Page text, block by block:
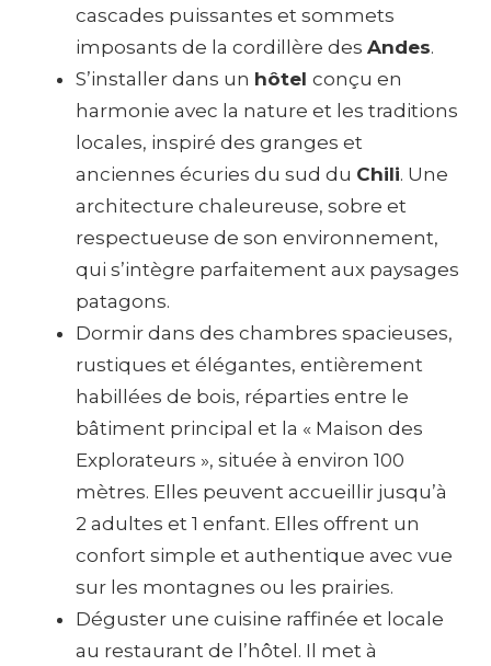
cascades puissantes et sommets
imposants de la cordillère des Andes.
S’installer dans un hôtel conçu en
harmonie avec la nature et les traditions
locales, inspiré des granges et
anciennes écuries du sud du Chili. Une
architecture chaleureuse, sobre et
respectueuse de son environnement,
qui s’intègre parfaitement aux paysages
patagons.
Dormir dans des chambres spacieuses,
rustiques et élégantes, entièrement
habillées de bois, réparties entre le
bâtiment principal et la « Maison des
Explorateurs », située à environ 100
mètres. Elles peuvent accueillir jusqu’à
2 adultes et 1 enfant. Elles offrent un
confort simple et authentique avec vue
sur les montagnes ou les prairies.
Déguster une cuisine raffinée et locale
au restaurant de l’hôtel. Il met à